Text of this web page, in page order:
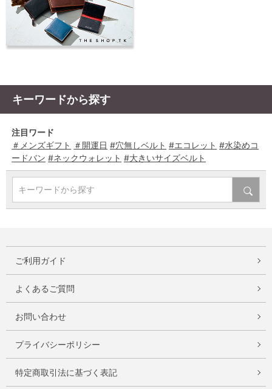
キーワードから探す
注目ワード
＃メンズギフト ＃開運日 #穴無しベルト #エコレット #水染めコ
ードバン #ネックウォレット #大きいサイズベルト
キーワードから探す
ご利用ガイド
よくあるご質問
お問い合わせ
プライバシーポリシー
特定商取引法に基づく表記